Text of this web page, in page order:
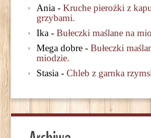
Ania - Kruche pierożki z
grzybami.
Ika - Bułeczki maślane na
Mega dobre - Bułeczki
miodzie.
Stasia - Chleb z garnka